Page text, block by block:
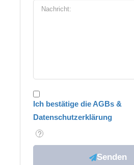
Ich bestätige die AGBs &
Datenschutzerklärung